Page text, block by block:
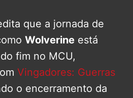
que a jornada de
Wolverine está
fim no MCU,
Vingadores: Guerras
o encerramento da